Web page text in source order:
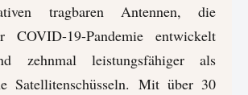
tragbaren Antennen, die
COVID-19-Pandemie entwickelt
zehnmal leistungsfähiger als
Satellitenschüsseln. Mit über 30